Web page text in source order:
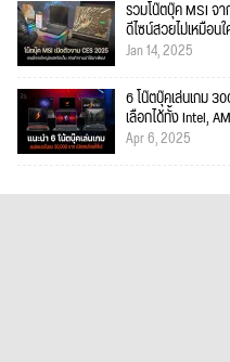
รวมโน๊ตบุ๊ค MSI จ
ดีไซน์สวยไม่เหมือน
Jan 14, 2025
6 โน๊ตบุ๊คเล่นเกม
เลือกได้ทั้ง Intel,
Apr 6, 2025